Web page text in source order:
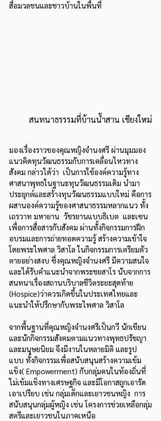
สื่อมวลชนและชาวบ้านในพื้นที่
สนทนาธรรรมที่บ้านน้ำสาน เชียงใหม่
มองเรื่องราวของคุณหญิงจำนงศรี ผ่านมุมมอง
แนวคิดทุนวัฒนธรรมกับการเคลื่อนไหวทาง
สังคม กล่าวได้ว่า  เป็นการใช้องค์ความรู้ทาง
ศาสนาพุทธในฐานะทุนวัฒนธรรมเดิม นำมา
ประยุกต์และสร้างทุนวัฒนธรรมแบบใหม่ คือการ
ผสานองค์ความรู้ของศาสนาธรรมหลากแนว ทั้ง
เถรวาท มหายาน  วัชรยานแบบธิเบต  และเซน
เพื่อการสื่อสารกับสังคม ผ่านทั้งกิจกรรมการฝึก
อบรมและการถ่ายทอดความรู้ สร้างความเข้าใจ
โดยพระไพศาล วิสาโล ในกิจกรรมการเตรียมตัว
ตายอย่างสงบ ซึ่งคุณหญิงจำนงศรี มีความสนใจ
และได้รับคำแนะนำจากพระชยสาโร นับจากการ
สนทนาเรื่องสถานบริบาลชีวิตระยะสุดท้าย
(Hospice)ว่าควรเกิดขึ้นในประเทศไทยและ
แนะนำให้ปรึกษากับพระไพศาล วิสาโล
จากพื้นฐานที่คุณหญิงจำนงศรีเป็นกวี นักเขียน
และนักกิจกรรมสังคมตามแนวทางพุทธปรัชญา
และมนุษยนิยม จึงมีงานในหลายมิติ และรูป
แบบ ทั้งกิจกรรมเพื่อสนับสนุนสร้างความเข้ม
แข็ง( Empowerment) กับกลุ่มคนในท้องถิ่นที่
ไม่เข้มแข็งทางเศรษฐกิจ และมีโอกาสถูกเอารัด
เอาเปรียบ เช่น กลุ่มเด็กและเยาวชนหญิง  การ
สนับสนุนกลุ่มผู้หญิง เช่น โครงการช่วยเหลือกลุ่ม
สตรีและเยาวชนในภาคเหนือ